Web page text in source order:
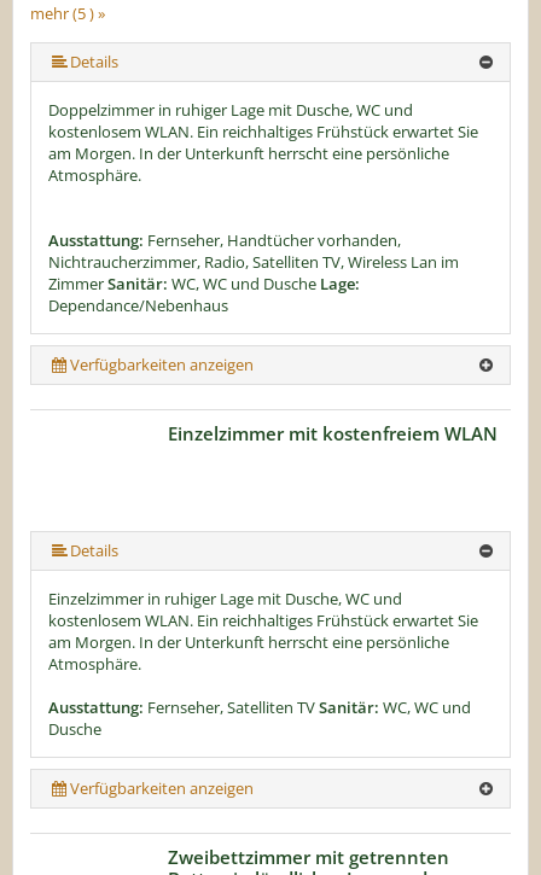
mehr (5 ) »
mehr (5 ) »
Details
Doppelzimmer in ruhiger Lage mit Dusche, WC und
kostenlosem WLAN. Ein reichhaltiges Frühstück erwartet Sie
am Morgen. In der Unterkunft herrscht eine persönliche
Atmosphäre.
Ausstattung: Fernseher, Handtücher vorhanden,
Nichtraucherzimmer, Radio, Satelliten TV, Wireless Lan im
ZimmerSanitär: WC, WC und Dusche Lage:
Dependance/Nebenhaus
Verfügbarkeiten anzeigen
Einzelzimmer mit kostenfreiem WLAN
Details
Einzelzimmer in ruhiger Lage mit Dusche, WC und
kostenlosem WLAN. Ein reichhaltiges Frühstück erwartet Sie
am Morgen. In der Unterkunft herrscht eine persönliche
Atmosphäre.
Ausstattung: Fernseher, Satelliten TVSanitär: WC, WC und
Dusche
Verfügbarkeiten anzeigen
Zweibettzimmer mit getrennten